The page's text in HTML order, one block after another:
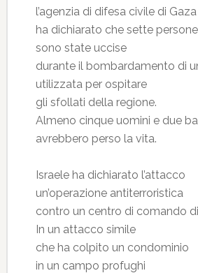
l’agenzia di difesa civile di Gaza
ha dichiarato che sette persone
sono state uccise
durante il bombardamento di
utilizzata per ospitare
gli sfollati della regione.
Almeno cinque uomini e due
avrebbero perso la vita.
Israele ha dichiarato l’attacco
un’operazione antiterroristica
contro un centro di comando
In un attacco simile
che ha colpito un condominio
in un campo profughi